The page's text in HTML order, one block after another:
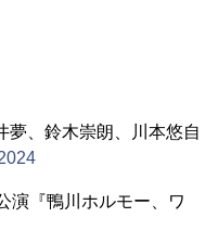
夢、鈴木崇朗、川本悠自
演『鴨川ホルモー、ワ